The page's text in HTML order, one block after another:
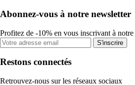
Abonnez-vous à notre newsletter
Profitez de -10% en vous inscrivant à
S'inscrire
Restons connectés
Retrouvez-nous sur les réseaux sociaux